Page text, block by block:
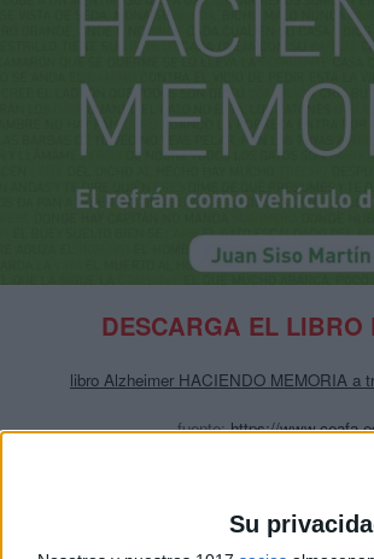
Su
DESCARGA EL LIBRO
libro Alzheimer HACIENDO MEMORIA a
fuente:https://